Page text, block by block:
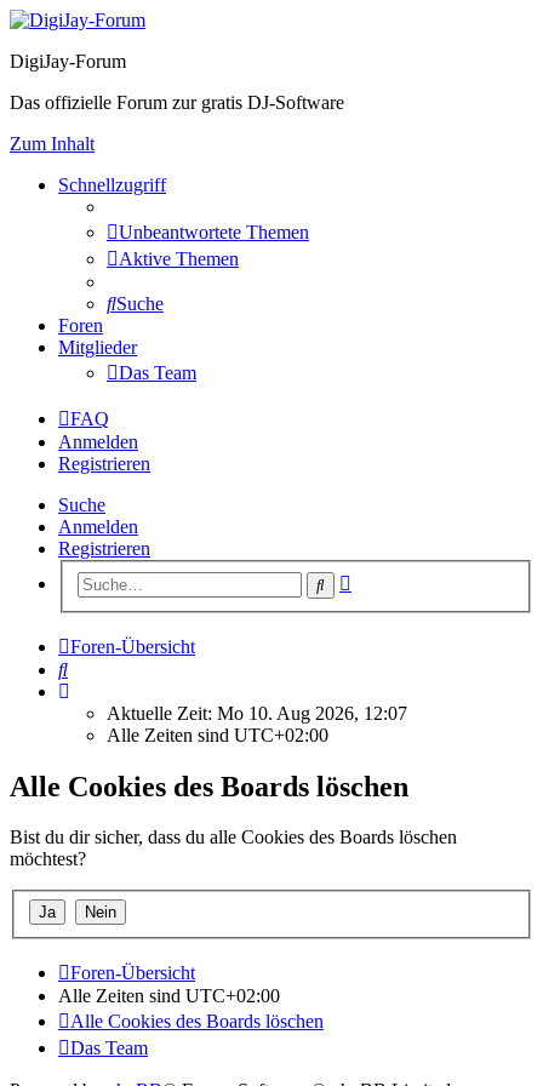
DigiJay-Forum
Das offizielle Forum zur gratis DJ-Software
Zum Inhalt
Schnellzugriff
Unbeantwortete Themen
Aktive Themen
Suche
Foren
Mitglieder
Das Team
FAQ
Anmelden
Registrieren
Suche
Anmelden
Registrieren
Suche
Foren-Übersicht
Suche
Aktuelle Zeit: Mo 10. Aug 2026, 12:07
Alle Zeiten sind UTC+02:00
Alle Cookies des Boards löschen
Bist du dir sicher, dass du alle Cookies des Boards löschen
möchtest?
Foren-Übersicht
Alle Zeiten sind UTC+02:00
Alle Cookies des Boards löschen
Das Team